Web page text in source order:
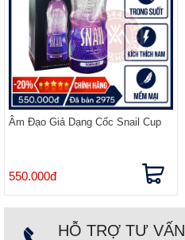
Âm Đạo Giả Dạng Cốc Snail Cup
550.000đ
HỖ TRỢ TƯ VẤN